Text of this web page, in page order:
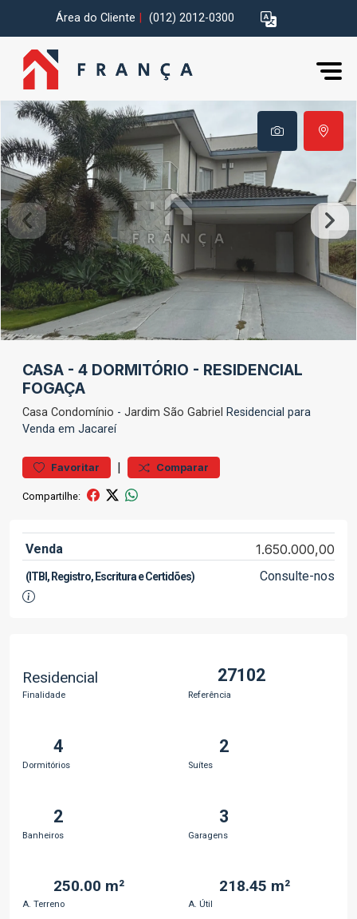
Área do Cliente (012) 2012-0300
CASA - 4 DORMITÓRIO - RESIDENCIAL
FOGAÇA
Casa Condomínio - Jardim São Gabriel Residencial para
Venda em Jacareí
Favoritar | Comparar
Compartilhe:
Venda 1.650.000,00
(ITBI, Registro, Escritura e Certidões) Consulte-nos
Residencial
Finalidade
27102
Referência
4
Dormitórios
2
Suítes
2
Banheiros
3
Garagens
250.00 m²
A. Terreno
218.45 m²
A. Útil